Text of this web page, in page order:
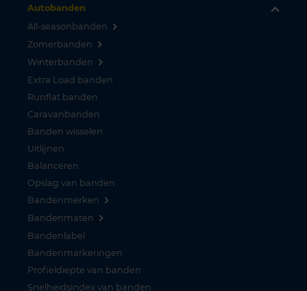
Autobanden
All-seasonbanden
Zomerbanden
Winterbanden
Extra Load banden
Runflat banden
Caravanbanden
Banden wisselen
Uitlijnen
Balanceren
Opslag van banden
Bandenmerken
Bandenmaten
Bandenlabel
Bandenmarkeringen
Profieldiepte van banden
Snelheidsindex van banden